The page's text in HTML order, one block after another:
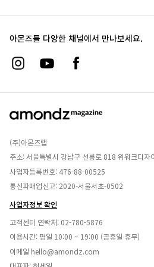
아몬즈를 다양한 채널에서 만나보세요.
(주)아몬즈랩
주소: 서울특별시 강남구 선릉로 818 위워크디자
사업자등록번호: 476-88-00525
통신파매업신고: 2020-서울서초-0502
사업자정보 확인
고객센터 연락처: 02-780-5876
이용시간: 평일 10:00 ~ 19:00 (공휴일 휴무)
이메일 hello@amondz.com